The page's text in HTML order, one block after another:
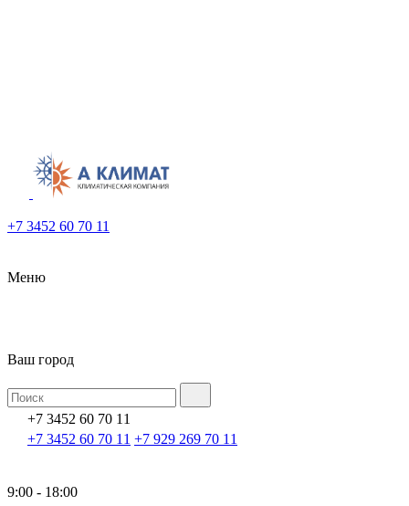
+7 3452 60 70 11
Меню
Ваш город
+7 3452 60 70 11
+7 3452 60 70 11 +7 929 269 70 11
9:00 - 18:00